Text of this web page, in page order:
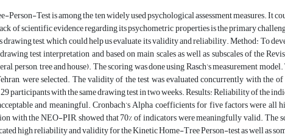
Test is among the ten widely used psychological assessment measures. It
of scientific evidence regarding its psychometric properties is the primary
drawing test, which could help us evaluate its validity and reliability. Method: To
test interpretation and based on main scales as well as subscales of the
person, tree and house). The scoring was done using Rasch’s measurement
were selected. The validity of the test was evaluated concurrently with the
participants with the same drawing test in two weeks. Results: Reliability of the
and meaningful. Cronbach’s Alpha coefficients for five factors were
with the NEO-PIR, showed that 70% of indicators were meaningfully valid. The
high reliability and validity for the Kinetic Home-Tree Person-test as well as